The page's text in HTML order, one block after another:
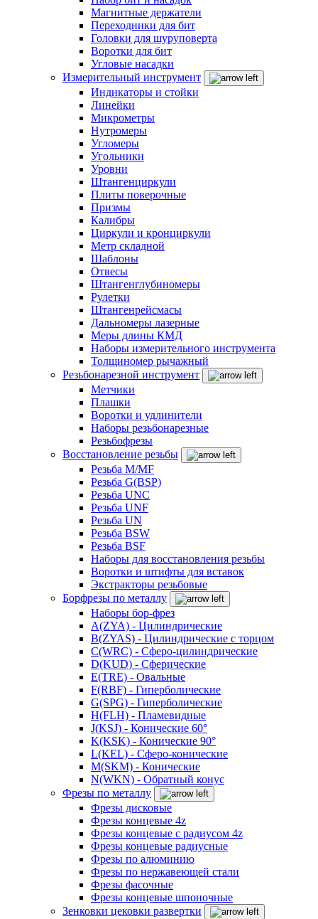
Магнитные держатели
Переходники для бит
Головки для шуруповерта
Воротки для бит
Угловые насадки
Измерительный инструмент
Индикаторы и стойки
Линейки
Микрометры
Нутромеры
Угломеры
Угольники
Уровни
Штангенциркули
Плиты поверочные
Призмы
Калибры
Циркули и кронциркули
Метр складной
Шаблоны
Отвесы
Штангенглубиномеры
Рулетки
Штангенрейсмасы
Дальномеры лазерные
Меры длины КМД
Наборы измерительного инструмента
Толщиномер рычажный
Резьбонарезной инструмент
Метчики
Плашки
Воротки и удлинители
Наборы резьбонарезные
Резьбофрезы
Восстановление резьбы
Резьба M/MF
Резьба G(BSP)
Резьба UNC
Резьба UNF
Резьба UN
Резьба BSW
Резьба BSF
Наборы для восстановления резьбы
Воротки и штифты для вставок
Экстракторы резьбовые
Борфрезы по металлу
Наборы бор-фрез
A(ZYA) - Цилиндрические
B(ZYAS) - Цилиндрические с торцом
C(WRC) - Сферо-цилиндрические
D(KUD) - Сферические
E(TRE) - Овальные
F(RBF) - Гиперболические
G(SPG) - Гиперболические
H(FLH) - Пламевидные
J(KSJ) - Конические 60°
K(KSK) - Конические 90°
L(KEL) - Сферо-конические
M(SKM) - Конические
N(WKN) - Обратный конус
Фрезы по металлу
Фрезы дисковые
Фрезы концевые 4z
Фрезы концевые с радиусом 4z
Фрезы концевые радиусные
Фрезы по алюминию
Фрезы по нержавеющей стали
Фрезы фасочные
Фрезы концевые шпоночные
Зенковки цековки развертки